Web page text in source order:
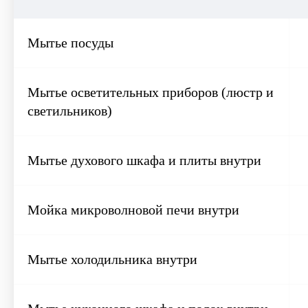
Мытье посуды
Мытье осветительных приборов (люстр и
светильников)
Мытье духового шкафа и плиты внутри
Мойка микроволновой печи внутри
Мытье холодильника внутри